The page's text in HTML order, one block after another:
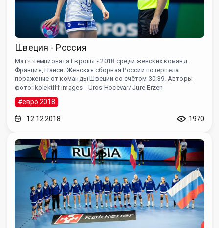
Швеция - Россия
Матч чемпионата Европы - 2018 среди женских команд.
Франция, Нанси. Женская сборная России потерпела
поражение от команды Швеции со счётом 30:39. Авторы
фото: kolektiff images - Uros Hocevar/ Jure Erzen
#евро 2018
12.12.2018 1970